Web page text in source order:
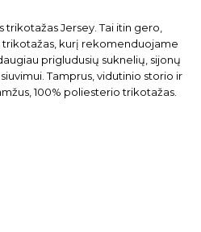
trikotažas Jersey. Tai itin gero,
trikotažas, kurį rekomenduojame
prigludusių suknelių, sijonų
Tamprus, vidutinio storio ir
100% poliesterio trikotažas